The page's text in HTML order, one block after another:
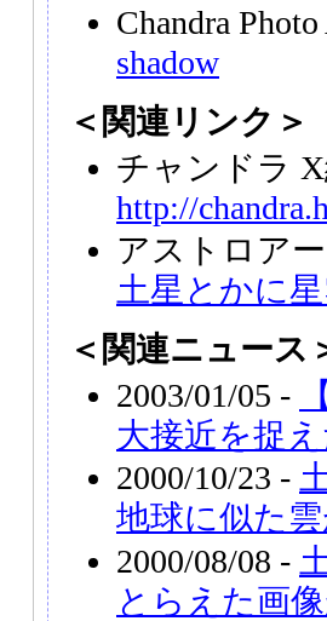
Chandra
shadow
＜関連リンク＞
チャンドラ X
http://
アストロアー
土星とかに
＜関連ニュース
2003/01/05 -
大接近を捉え
2000/10/23 -
地球に似た
2000/08/08 -
とらえた画